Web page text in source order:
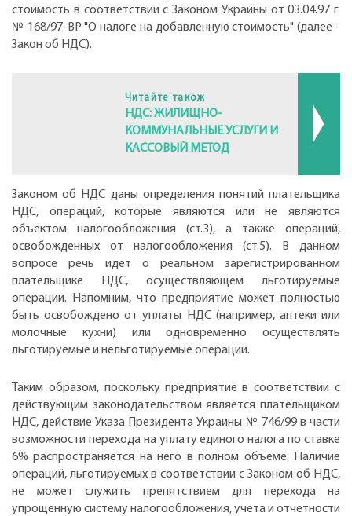
стоимость в соответствии с Законом Украины от 03.04.97 г.
№ 168/97-ВР "О налоге на добавленную стоимость" (далее -
Закон об НДС).
Читайте також
НДС: ЖИЛИЩНО-
КОММУНАЛЬНЫЕ УСЛУГИ И
КАССОВЫЙ МЕТОД
Законом об НДС даны определения понятий плательщика
НДС, операций, которые являются или не являются
объектом налогообложения (ст.3), а также операций,
освобожденных от налогообложения (ст.5). В данном
вопросе речь идет о реальном зарегистрированном
плательщике НДС, осуществляющем льготируемые
операции. Напомним, что предприятие может полностью
быть освобождено от уплаты НДС (например, аптеки или
молочные кухни) или одновременно осуществлять
льготируемые и нельготируемые операции.
Таким образом, поскольку предприятие в соответствии с
действующим законодательством является плательщиком
НДС, действие Указа Президента Украины № 746/99 в части
возможности перехода на уплату единого налога по ставке
6% распространяется на него в полном объеме. Наличие
операций, льготируемых в соответствии с Законом об НДС,
не может служить препятствием для перехода на
упрощенную систему налогообложения, учета и отчетности